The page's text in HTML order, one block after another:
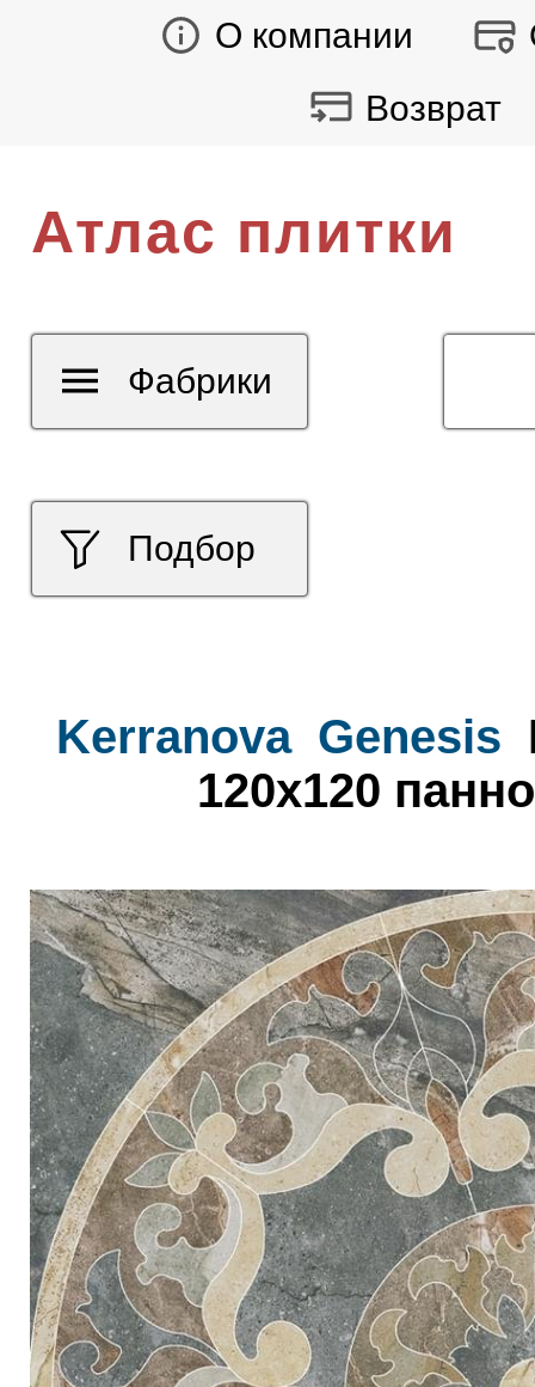
О компании
Возврат
Атлас плитки
Подбор
Фабрики
Kerranova Genesis
120x120